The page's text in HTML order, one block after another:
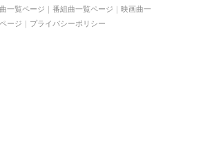
一覧ページ ｜ 番組曲一覧ページ ｜ 映画曲一
ージ ｜ プライバシーポリシー